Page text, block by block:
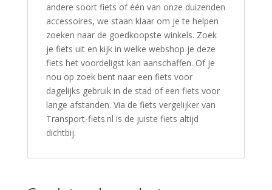
andere soort fiets of één van onze duizenden
accessoires, we staan klaar om je te helpen
zoeken naar de goedkoopste winkels. Zoek
je fiets uit en kijk in welke webshop je deze
fiets het voordeligst kan aanschaffen. Of je
nou op zoek bent naar een fiets voor
dagelijks gebruik in de stad of een fiets voor
lange afstanden. Via de fiets vergelijker van
Transport-fiets.nl is de juiste fiets altijd
dichtbij.